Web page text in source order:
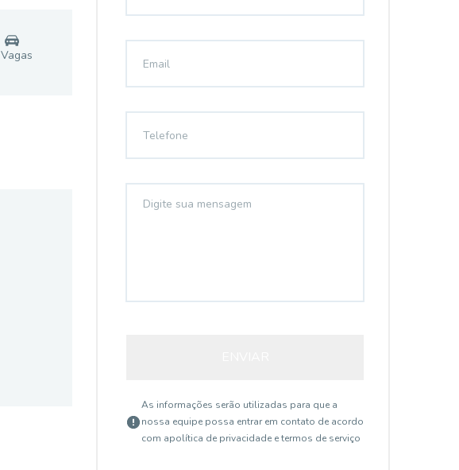
Vagas
As informações serão utilizadas para que a
nossa equipe possa entrar em contato de acordo
com apolítica de privacidade e termos de serviço